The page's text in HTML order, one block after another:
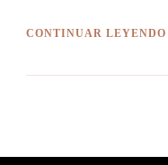
CONTINUAR LEYENDO